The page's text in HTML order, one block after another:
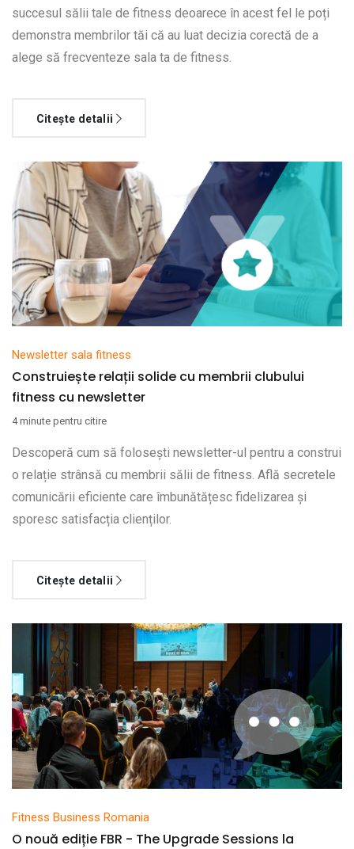
succesul sălii tale de fitness deoarece în acest fel le poți
demonstra membrilor tăi că au luat decizia corectă de a
alege să frecventeze sala ta de fitness.
Citește detalii
Newsletter sala fitness
Construiește relații solide cu membrii clubului
fitness cu newsletter
4 minute pentru citire
Descoperă cum să folosești newsletter-ul pentru a construi
o relație strânsă cu membrii sălii de fitness. Află secretele
comunicării eficiente care îmbunătățesc fidelizarea și
sporesc satisfacția clienților.
Citește detalii
Fitness Business Romania
O nouă ediție FBR - The Upgrade Sessions la